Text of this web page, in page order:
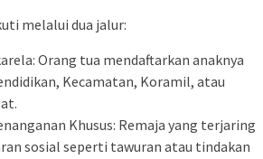
melalui dua jalur:
Orang tua mendaftarkan anaknya
Kecamatan, Koramil, atau
Khusus: Remaja yang terjaring
sosial seperti tawuran atau tindakan